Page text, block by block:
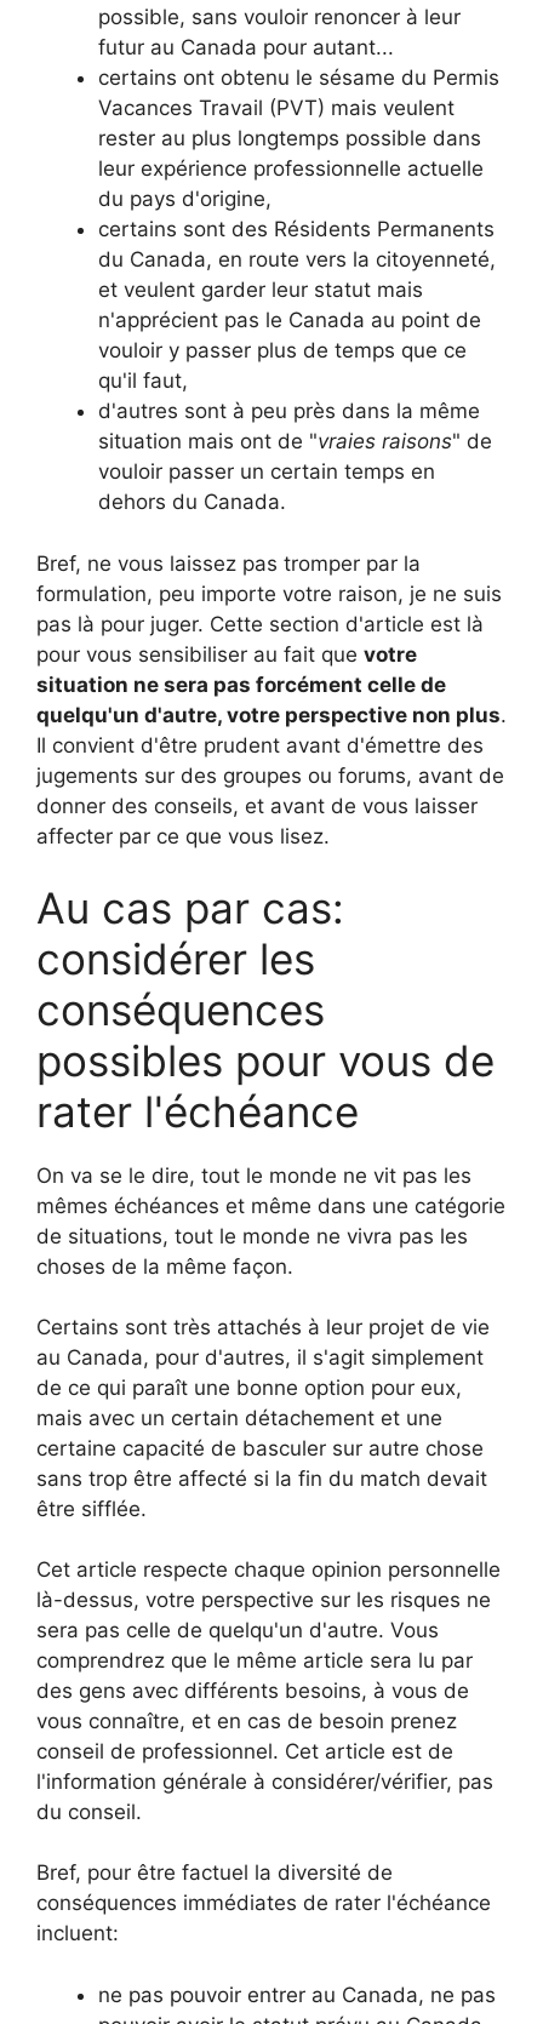
possible, sans vouloir renoncer à leur
futur au Canada pour autant...
certains ont obtenu le sésame du Permis
Vacances Travail (PVT) mais veulent
rester au plus longtemps possible dans
leur expérience professionnelle actuelle
du pays d'origine,
certains sont des Résidents Permanents
du Canada, en route vers la citoyenneté,
et veulent garder leur statut mais
n'apprécient pas le Canada au point de
vouloir y passer plus de temps que ce
qu'il faut,
d'autres sont à peu près dans la même
situation mais ont de "vraies raisons" de
vouloir passer un certain temps en
dehors du Canada.
Bref, ne vous laissez pas tromper par la
formulation, peu importe votre raison, je ne suis
pas là pour juger. Cette section d'article est là
pour vous sensibiliser au fait que votre
situation ne sera pas forcément celle de
quelqu'un d'autre, votre perspective non plus.
Il convient d'être prudent avant d'émettre des
jugements sur des groupes ou forums, avant de
donner des conseils, et avant de vous laisser
affecter par ce que vous lisez.
Au cas par cas:
considérer les
conséquences
possibles pour vous de
rater l'échéance
On va se le dire, tout le monde ne vit pas les
mêmes échéances et même dans une catégorie
de situations, tout le monde ne vivra pas les
choses de la même façon.
Certains sont très attachés à leur projet de vie
au Canada, pour d'autres, il s'agit simplement
de ce qui paraît une bonne option pour eux,
mais avec un certain détachement et une
certaine capacité de basculer sur autre chose
sans trop être affecté si la fin du match devait
être sifflée.
Cet article respecte chaque opinion personnelle
là-dessus, votre perspective sur les risques ne
sera pas celle de quelqu'un d'autre. Vous
comprendrez que le même article sera lu par
des gens avec différents besoins, à vous de
vous connaître, et en cas de besoin prenez
conseil de professionnel. Cet article est de
l'information générale à considérer/vérifier, pas
du conseil.
Bref, pour être factuel la diversité de
conséquences immédiates de rater l'échéance
incluent:
ne pas pouvoir entrer au Canada, ne pas